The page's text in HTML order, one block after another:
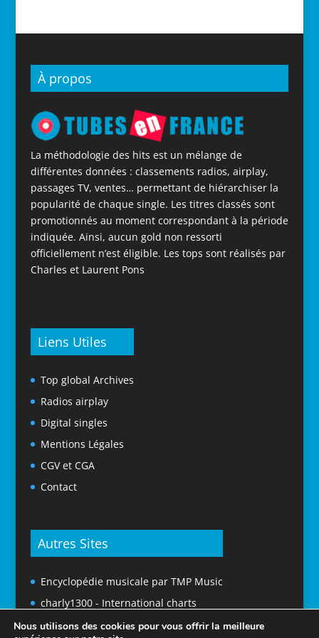
À propos
La méthodologie des hits est un mélange de
différentes données : classements radios, airplay,
passages TV, ventes… permettant de hiérarchiser la
popularité de chaque single. Les titres classés sont
promotionnés au moment correspondant à la période
indiquée. Ainsi, aucun gold non ressorti
officiellement n’est éligible. Les tops sont réalisés par
Charles et Laurent Pons
Liens Utiles
Top global Archives
Radios airplay
Digital singles
Mentions Légales
CGV et CGA
Contact
Autres Sites
Encyclopédie musicale par TMP Music
charly1300 - International charts
Nous utilisons des cookies pour vous offrir la meilleure